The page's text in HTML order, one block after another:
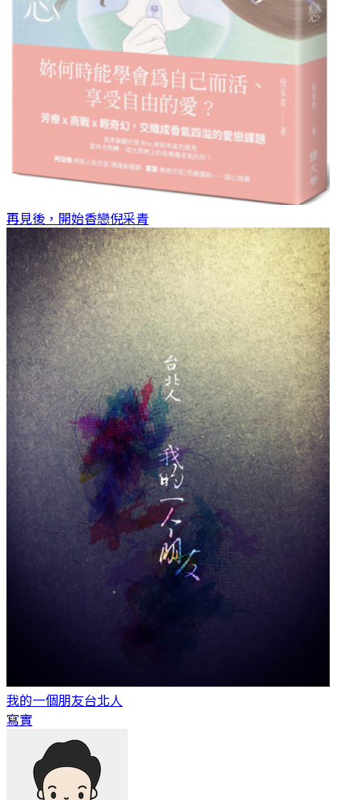
再見後，開始香戀倪采青
我的一個朋友台北人
寫實